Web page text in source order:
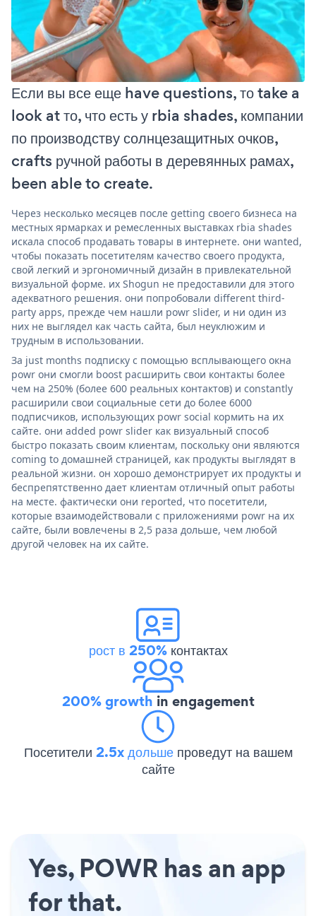
Если вы все еще have questions, то take a
look at то, что есть у rbia shades, компании
по производству солнцезащитных очков,
crafts ручной работы в деревянных рамах,
been able to create.
Через несколько месяцев после getting своего бизнеса на
местных ярмарках и ремесленных выставках rbia shades
искала способ продавать товары в интернете. они wanted,
чтобы показать посетителям качество своего продукта,
свой легкий и эргономичный дизайн в привлекательной
визуальной форме. их Shogun не предоставили для этого
адекватного решения. они попробовали different third-
party apps, прежде чем нашли powr slider, и ни один из
них не выглядел как часть сайта, был неуклюжим и
трудным в использовании.
За just months подписку с помощью всплывающего окна
powr они смогли boost расширить свои контакты более
чем на 250% (более 600 реальных контактов) и constantly
расширили свои социальные сети до более 6000
подписчиков, использующих powr social кормить на их
сайте. они added powr slider как визуальный способ
быстро показать своим клиентам, поскольку они являются
coming to домашней страницей, как продукты выглядят в
реальной жизни. он хорошо демонстрирует их продукты и
беспрепятственно дает клиентам отличный опыт работы
на месте. фактически они reported, что посетители,
которые взаимодействовали с приложениями powr на их
сайте, были вовлечены в 2,5 раза дольше, чем любой
другой человек на их сайте.
рост в 250%контактах
200% growth in engagement
Посетители 2.5x дольше проведут на вашем
сайте
Yes, POWR has an app
for that.